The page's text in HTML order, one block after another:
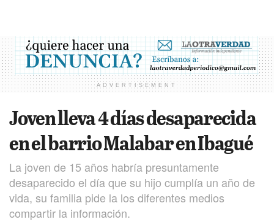
ADVERTISEMENT
Joven lleva 4 días desaparecida
en el barrio Malabar en Ibagué
La joven de 15 años habría presuntamente
desaparecido el día que su hijo cumplía un año de
vida, su familia pide la los diferentes medios
compartir la información.